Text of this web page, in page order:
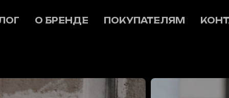
О БРЕНДЕ ПОКУПАТЕЛЯМ